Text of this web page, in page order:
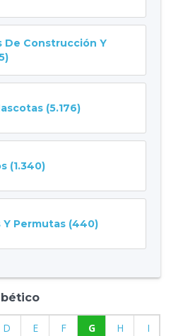
De Construcción Y
(5.176)
(1.340)
Permutas (440)
D E F G H I